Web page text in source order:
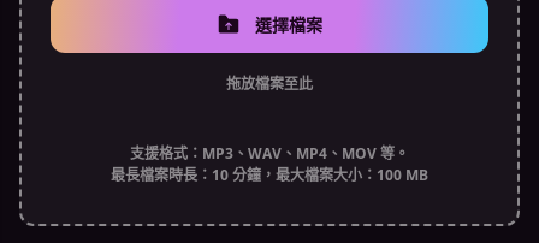
選擇檔案
拖放檔案至此
支援格式：MP3、WAV、MP4、MOV 等。
最長檔案時長：10 分鐘，最大檔案大小：100 MB